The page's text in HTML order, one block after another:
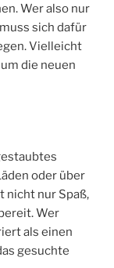
Wer also nur
sich dafür
Vielleicht
die neuen
oder über
nicht nur Spaß,
Wer
als einen
gesuchte